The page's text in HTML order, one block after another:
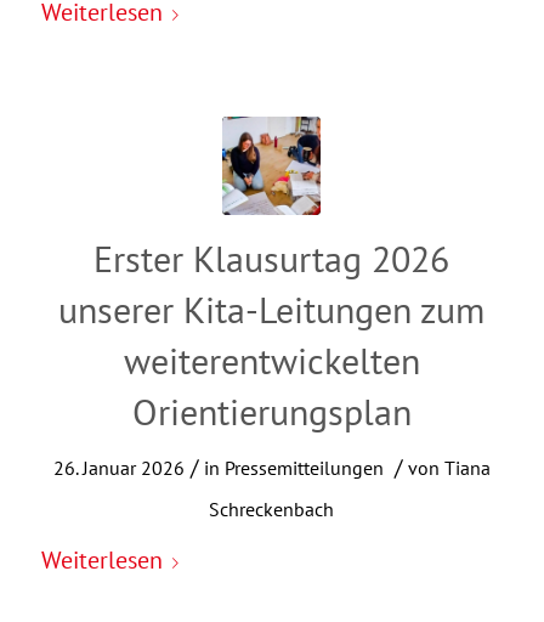
Weiterlesen
Erster Klausurtag 2026
unserer Kita-Leitungen zum
weiterentwickelten
Orientierungsplan
26. Januar 2026 / in Pressemitteilungen / von Tiana
Schreckenbach
Weiterlesen